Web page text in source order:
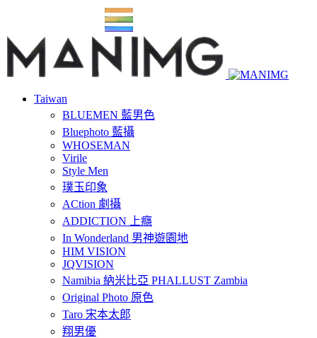
Taiwan
BLUEMEN 藍男色
Bluephoto 藍攝
WHOSEMAN
Virile
Style Men
璞玉印象
ACtion 劇攝
ADDICTION 上癮
In Wonderland 男神遊園地
HIM VISION
JQVISION
Namibia 納米比亞 PHALLUST Zambia
Original Photo 原色
Taro 宋本太郎
翔男優